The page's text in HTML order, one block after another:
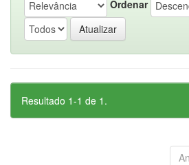
Ordenar
Resultado 1-1 de 1.